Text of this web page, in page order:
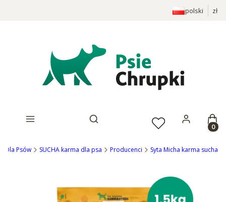
polski zł
Otwórz wyszukiwarkę
Dla Psów SUCHA karma dla psa Producenci Syta Micha karma sucha